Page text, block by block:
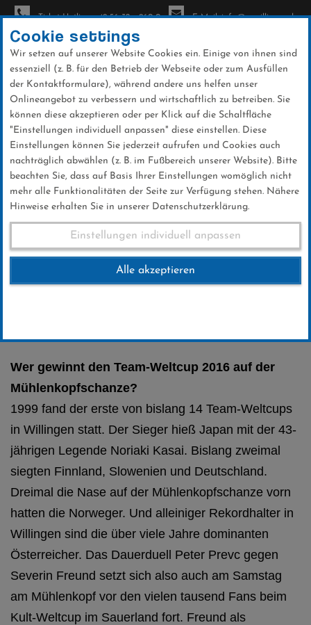
Direkt
zum
Inhalt
Ticket-Hotline: +49 56 32 - 960-0 E-Mail: info@sc-willingen.de
News
Weltcup-Splitter 09.01.2016 (2)
09 .Januar 2016
Wer gewinnt den Team-Weltcup 2016 auf der
Mühlenkopfschanze?
1999 fand der erste von bislang 14 Team-Weltcups
in Willingen statt. Der Sieger hieß Japan mit der 43-
jährigen Legende Noriaki Kasai. Bislang zweimal
siegten Finnland, Slowenien und Deutschland.
Dreimal die Nase auf der Mühlenkopfschanze vorn
hatten die Norweger. Und alleiniger Rekordhalter in
Willingen sind die über viele Jahre dominanten
Österreicher. Das Dauerduell Peter Prevc gegen
Severin Freund setzt sich also auch am Samstag
am Mühlenkopf vor den vielen tausend Fans beim
Kult-Weltcup im Sauerland fort. Freund als
Cookie settings
Wir setzen auf unserer Website Cookies ein. Einige von ihnen sind
essenziell (z. B. für den Betrieb der Webseite oder zum Ausfüllen
der Kontaktformulare), während andere uns helfen unser
Onlineangebot zu verbessern und wirtschaftlich zu betreiben. Sie
können diese akzeptieren oder per Klick auf die Schaltfläche
"Einstellungen individuell anpassen" diese einstellen. Diese
Einstellungen können Sie jederzeit aufrufen und Cookies auch
nachträglich abwählen (z. B. im Fußbereich unserer Website). Bitte
beachten Sie, dass auf Basis Ihrer Einstellungen womöglich nicht
mehr alle Funktionalitäten der Seite zur Verfügung stehen. Nähere
Hinweise erhalten Sie in unserer Datenschutzerklärung.
Einstellungen individuell anpassen
Alle akzeptieren